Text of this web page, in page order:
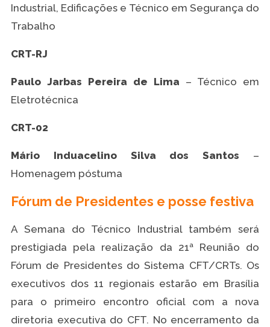
Industrial, Edificações e Técnico em Segurança do
Trabalho
CRT-RJ
Paulo Jarbas Pereira de Lima – Técnico em
Eletrotécnica
CRT-02
Mário Induacelino Silva dos Santos –
Homenagem póstuma
Fórum de Presidentes e posse festiva
A Semana do Técnico Industrial também será
prestigiada pela realização da 21ª Reunião do
Fórum de Presidentes do Sistema CFT/CRTs. Os
executivos dos 11 regionais estarão em Brasília
para o primeiro encontro oficial com a nova
diretoria executiva do CFT. No encerramento da